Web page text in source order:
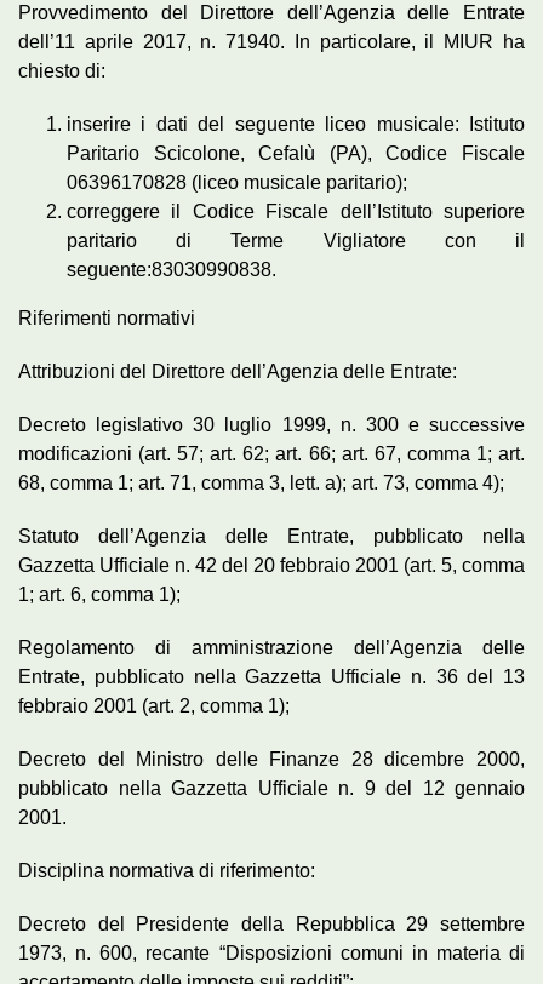
Provvedimento del Direttore dell’Agenzia delle Entrate
dell’11 aprile 2017, n. 71940. In particolare, il MIUR ha
chiesto di:
inserire i dati del seguente liceo musicale: Istituto
Paritario Scicolone, Cefalù (PA), Codice Fiscale
06396170828 (liceo musicale paritario);
correggere il Codice Fiscale dell’Istituto superiore
paritario di Terme Vigliatore con il
seguente:83030990838.
Riferimenti normativi
Attribuzioni del Direttore dell’Agenzia delle Entrate:
Decreto legislativo 30 luglio 1999, n. 300 e successive
modificazioni (art. 57; art. 62; art. 66; art. 67, comma 1; art.
68, comma 1; art. 71, comma 3, lett. a); art. 73, comma 4);
Statuto dell’Agenzia delle Entrate, pubblicato nella
Gazzetta Ufficiale n. 42 del 20 febbraio 2001 (art. 5, comma
1; art. 6, comma 1);
Regolamento di amministrazione dell’Agenzia delle
Entrate, pubblicato nella Gazzetta Ufficiale n. 36 del 13
febbraio 2001 (art. 2, comma 1);
Decreto del Ministro delle Finanze 28 dicembre 2000,
pubblicato nella Gazzetta Ufficiale n. 9 del 12 gennaio
2001.
Disciplina normativa di riferimento:
Decreto del Presidente della Repubblica 29 settembre
1973, n. 600, recante “Disposizioni comuni in materia di